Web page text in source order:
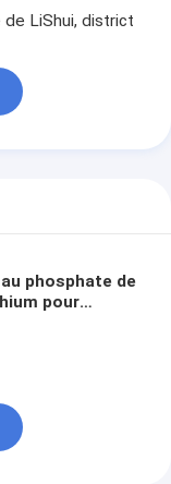
de LiShui, district
phosphate de
pour